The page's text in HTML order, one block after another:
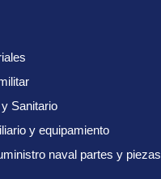
Sanitario
y equipamiento
naval partes y piezas